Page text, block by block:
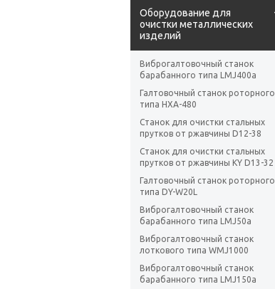
Оборудование для
очистки металлических
изделий
Виброгалтовочный станок
барабанного типа LMJ400a
Галтовочный станок роторного
типа HXA-480
Станок для очистки стальных
прутков от ржавчины D12-38
Станок для очистки стальных
прутков от ржавчины KY D13-32
Галтовочный станок роторного
типа DY-W20L
Виброгалтовочный станок
барабанного типа LMJ50a
Виброгалтовочный станок
лоткового типа WMJ1000
Виброгалтовочный станок
барабанного типа LMJ150a